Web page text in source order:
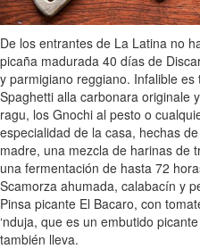
De los entrantes de La Latina no
picaña madurada 40 días de
y parmigiano reggiano. Infalible
Spaghetti alla carbonara originale
ragu, los Gnochi al pesto o
especialidad de la casa, hechas
madre, una mezcla de harinas de
una fermentación de hasta 72
Scamorza ahumada, calabacín y
Pinsa picante El Bacaro, con
‘nduja, que es un embutido
también lleva.